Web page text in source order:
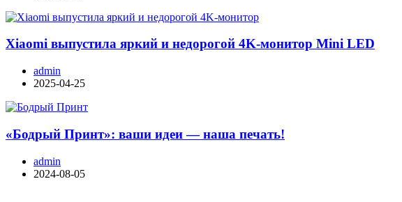
Xiaomi выпустила яркий и недорогой 4K-монитор Mini LED
admin
2025-04-25
«Бодрый Принт»: ваши идеи — наша печать!
admin
2024-08-05